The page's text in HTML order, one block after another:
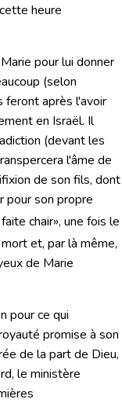
heure
pour lui donner
(selon
après l'avoir
en Israël. Il
(devant les
l'âme de
de son fils, dont
pour son propre
chair», une fois le
et, par là même,
de Marie
pour ce qui
promise à son
de la part de Dieu,
le ministère